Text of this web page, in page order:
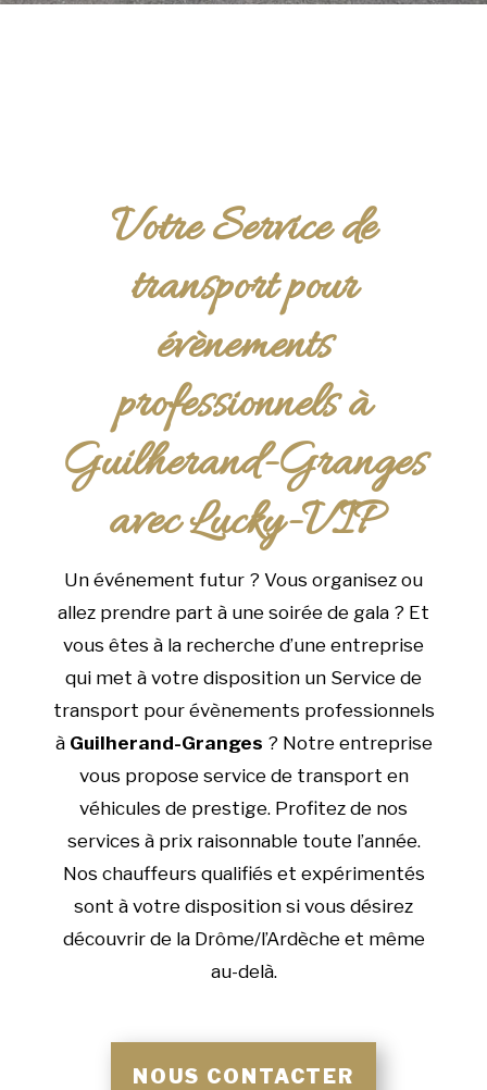
Votre Service de
transport pour
évènements
professionnels à
Guilherand-Granges
avec Lucky-VIP
Un événement futur ? Vous organisez ou
allez prendre part à une soirée de gala ? Et
vous êtes à la recherche d’une entreprise
qui met à votre disposition un Service de
transport pour évènements professionnels
à Guilherand-Granges ? Notre entreprise
vous propose service de transport en
véhicules de prestige. Profitez de nos
services à prix raisonnable toute l’année.
Nos chauffeurs qualifiés et expérimentés
sont à votre disposition si vous désirez
découvrir de la Drôme/l’Ardèche et même
au-delà.
NOUS CONTACTER